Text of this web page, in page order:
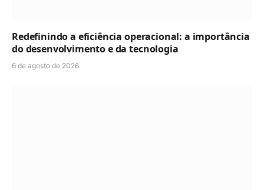
Redefinindo a eficiência operacional: a importância
do desenvolvimento e da tecnologia
6 de agosto de 2026